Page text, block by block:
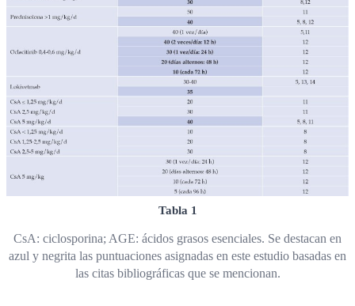
Tabla 1
CsA: ciclosporina; AGE: ácidos grasos esenciales. Se destacan en
azul y negrita las puntuaciones asignadas en este estudio basadas en
las citas bibliográficas que se mencionan.